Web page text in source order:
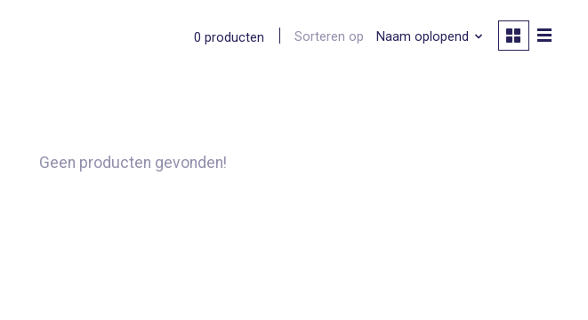
0 producten Sorteren op Naam oplopend
Geen producten gevonden!